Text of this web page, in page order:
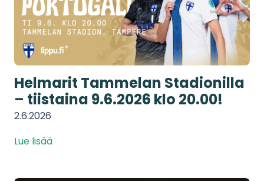
Helmarit Tammelan Stadionilla
– tiistaina 9.6.2026 klo 20.00!
2.6.2026
Lue lisää